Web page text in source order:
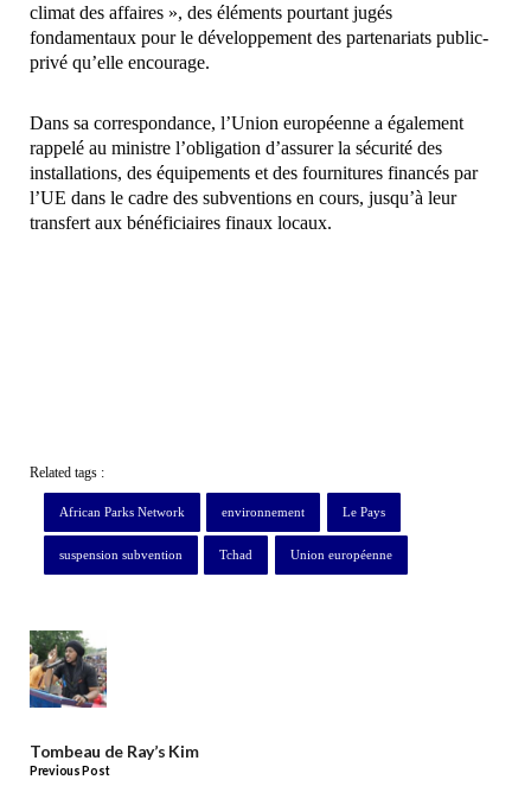
climat des affaires », des éléments pourtant jugés
fondamentaux pour le développement des partenariats public-
privé qu’elle encourage.
Dans sa correspondance, l’Union européenne a également
rappelé au ministre l’obligation d’assurer la sécurité des
installations, des équipements et des fournitures financés par
l’UE dans le cadre des subventions en cours, jusqu’à leur
transfert aux bénéficiaires finaux locaux.
Related tags :
African Parks Network environnement Le Pays
suspension subvention Tchad Union européenne
Tombeau de Ray’s Kim
Previous Post